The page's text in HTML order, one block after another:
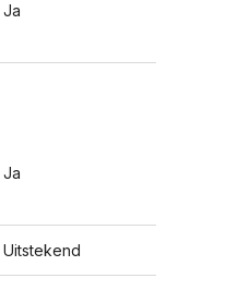
Ja
Ja
Uitstekend